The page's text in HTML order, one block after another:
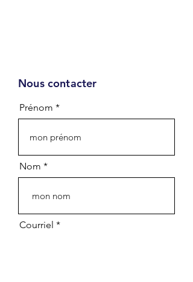
Infolettre
Prénom - First name
Nom - Last name
Courriel - Email
Nous contacter
Prénom
Nom
Courriel